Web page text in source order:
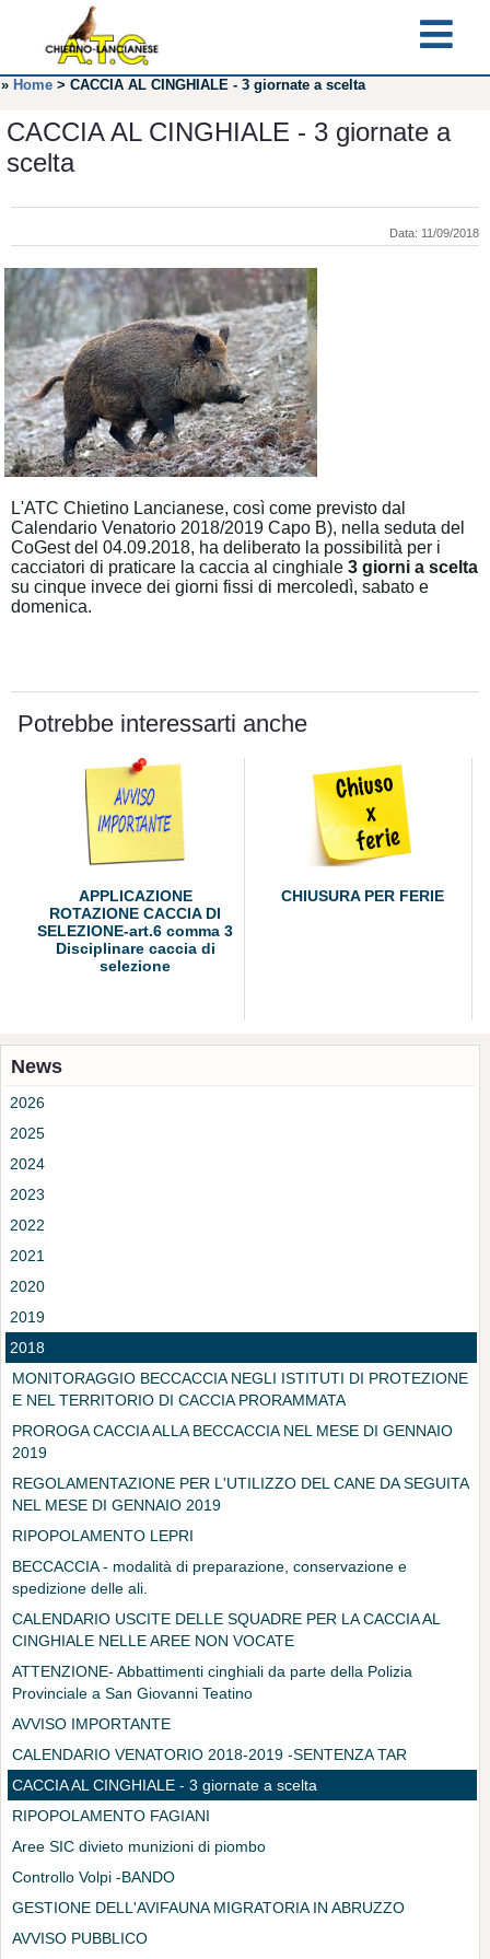
» Home > CACCIA AL CINGHIALE - 3 giornate a scelta
CACCIA AL CINGHIALE - 3 giornate a
scelta
Data: 11/09/2018
L'ATC Chietino Lancianese, così come previsto dal
Calendario Venatorio 2018/2019 Capo B), nella seduta del
CoGest del 04.09.2018, ha deliberato la possibilità per i
cacciatori di praticare la caccia al cinghiale 3 giorni a scelta
su cinque invece dei giorni fissi di mercoledì, sabato e
domenica.
Potrebbe interessarti anche
APPLICAZIONE
ROTAZIONE CACCIA DI
SELEZIONE-art.6 comma 3
Disciplinare caccia di
selezione
CHIUSURA PER FERIE
News
2026
2025
2024
2023
2022
2021
2020
2019
2018
MONITORAGGIO BECCACCIA NEGLI ISTITUTI DI PROTEZIONE
E NEL TERRITORIO DI CACCIA PRORAMMATA
PROROGA CACCIA ALLA BECCACCIA NEL MESE DI GENNAIO
2019
REGOLAMENTAZIONE PER L'UTILIZZO DEL CANE DA SEGUITA
NEL MESE DI GENNAIO 2019
RIPOPOLAMENTO LEPRI
BECCACCIA - modalità di preparazione, conservazione e
spedizione delle ali.
CALENDARIO USCITE DELLE SQUADRE PER LA CACCIA AL
CINGHIALE NELLE AREE NON VOCATE
ATTENZIONE- Abbattimenti cinghiali da parte della Polizia
Provinciale a San Giovanni Teatino
AVVISO IMPORTANTE
CALENDARIO VENATORIO 2018-2019 -SENTENZA TAR
CACCIA AL CINGHIALE - 3 giornate a scelta
RIPOPOLAMENTO FAGIANI
Aree SIC divieto munizioni di piombo
Controllo Volpi -BANDO
GESTIONE DELL'AVIFAUNA MIGRATORIA IN ABRUZZO
AVVISO PUBBLICO